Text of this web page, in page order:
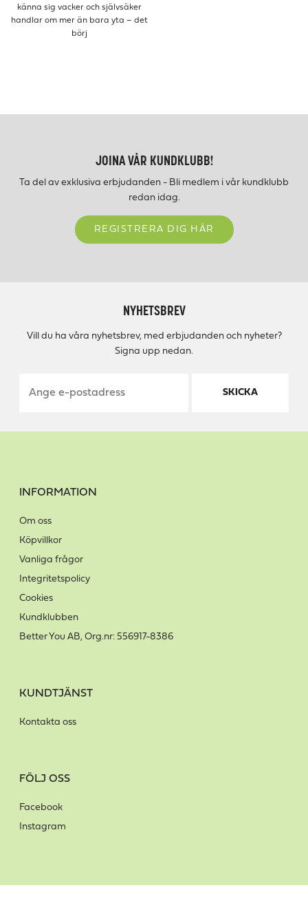
känna sig vacker och självsäker
handlar om mer än bara yta – det
börj
JOINA VÅR KUNDKLUBB!
Ta del av exklusiva erbjudanden - Bli medlem i vår kundklubb
redan idag.
REGISTRERA DIG HÄR
NYHETSBREV
Vill du ha våra nyhetsbrev, med erbjudanden och nyheter?
Signa upp nedan.
SKICKA
INFORMATION
Om oss
Köpvillkor
Vanliga frågor
Integritetspolicy
Cookies
Kundklubben
Better You AB, Org.nr: 556917-8386
KUNDTJÄNST
Kontakta oss
FÖLJ OSS
Facebook
Instagram